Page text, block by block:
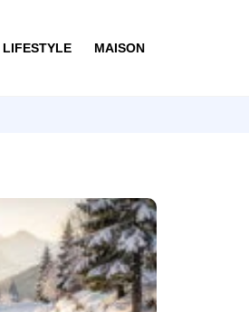
LIFESTYLE MAISON